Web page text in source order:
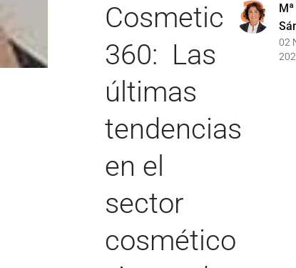
Cosmetic
360: Las
últimas
tendencias
en el
sector
cosmético
02